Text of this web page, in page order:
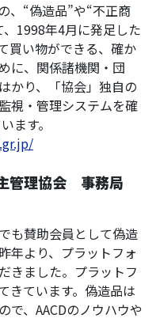
、“偽造品”や“不正商
1998年4月に発足した
買い物ができる、確か
に、関係諸機関・団
かり、「協会」独自の
視・管理システムを確
ます。
管理協会 事務局
も賛助会員として偽造
年より、プラットフォ
きました。プラットフ
きています。偽造品は
で、AACDのノウハウや